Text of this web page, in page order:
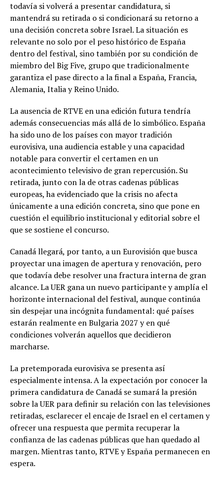
todavía si volverá a presentar candidatura, si
mantendrá su retirada o si condicionará su retorno a
una decisión concreta sobre Israel. La situación es
relevante no solo por el peso histórico de España
dentro del festival, sino también por su condición de
miembro del Big Five, grupo que tradicionalmente
garantiza el pase directo a la final a España, Francia,
Alemania, Italia y Reino Unido.
La ausencia de RTVE en una edición futura tendría
además consecuencias más allá de lo simbólico. España
ha sido uno de los países con mayor tradición
eurovisiva, una audiencia estable y una capacidad
notable para convertir el certamen en un
acontecimiento televisivo de gran repercusión. Su
retirada, junto con la de otras cadenas públicas
europeas, ha evidenciado que la crisis no afecta
únicamente a una edición concreta, sino que pone en
cuestión el equilibrio institucional y editorial sobre el
que se sostiene el concurso.
Canadá llegará, por tanto, a un Eurovisión que busca
proyectar una imagen de apertura y renovación, pero
que todavía debe resolver una fractura interna de gran
alcance. La UER gana un nuevo participante y amplía el
horizonte internacional del festival, aunque continúa
sin despejar una incógnita fundamental: qué países
estarán realmente en Bulgaria 2027 y en qué
condiciones volverán aquellos que decidieron
marcharse.
La pretemporada eurovisiva se presenta así
especialmente intensa. A la expectación por conocer la
primera candidatura de Canadá se sumará la presión
sobre la UER para definir su relación con las televisiones
retiradas, esclarecer el encaje de Israel en el certamen y
ofrecer una respuesta que permita recuperar la
confianza de las cadenas públicas que han quedado al
margen. Mientras tanto, RTVE y España permanecen en
espera.